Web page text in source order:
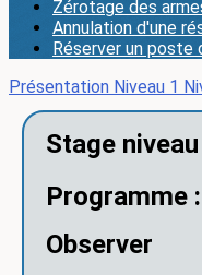
Zérotage des
Annulation d'une
Réserver un poste
Présentation Niveau 1
Stage niveau
Programme :
Observer